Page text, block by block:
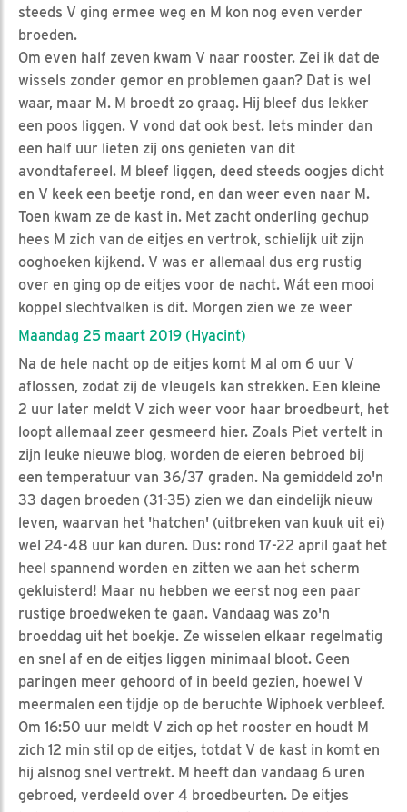
steeds V ging ermee weg en M kon nog even verder
broeden.
Om even half zeven kwam V naar rooster. Zei ik dat de
wissels zonder gemor en problemen gaan? Dat is wel
waar, maar M. M broedt zo graag. Hij bleef dus lekker
een poos liggen. V vond dat ook best. Iets minder dan
een half uur lieten zij ons genieten van dit
avondtafereel. M bleef liggen, deed steeds oogjes dicht
en V keek een beetje rond, en dan weer even naar M.
Toen kwam ze de kast in. Met zacht onderling gechup
hees M zich van de eitjes en vertrok, schielijk uit zijn
ooghoeken kijkend. V was er allemaal dus erg rustig
over en ging op de eitjes voor de nacht. Wát een mooi
koppel slechtvalken is dit. Morgen zien we ze weer
Maandag 25 maart 2019 (Hyacint)
Na de hele nacht op de eitjes komt M al om 6 uur V
aflossen, zodat zij de vleugels kan strekken. Een kleine
2 uur later meldt V zich weer voor haar broedbeurt, het
loopt allemaal zeer gesmeerd hier. Zoals Piet vertelt in
zijn leuke nieuwe blog, worden de eieren bebroed bij
een temperatuur van 36/37 graden. Na gemiddeld zo'n
33 dagen broeden (31-35) zien we dan eindelijk nieuw
leven, waarvan het 'hatchen' (uitbreken van kuuk uit ei)
wel 24-48 uur kan duren. Dus: rond 17-22 april gaat het
heel spannend worden en zitten we aan het scherm
gekluisterd! Maar nu hebben we eerst nog een paar
rustige broedweken te gaan. Vandaag was zo'n
broeddag uit het boekje. Ze wisselen elkaar regelmatig
en snel af en de eitjes liggen minimaal bloot. Geen
paringen meer gehoord of in beeld gezien, hoewel V
meermalen een tijdje op de beruchte Wiphoek verbleef.
Om 16:50 uur meldt V zich op het rooster en houdt M
zich 12 min stil op de eitjes, totdat V de kast in komt en
hij alsnog snel vertrekt. M heeft dan vandaag 6 uren
gebroed, verdeeld over 4 broedbeurten. De eitjes